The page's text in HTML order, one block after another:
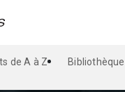
de A à Z Bibliothèque